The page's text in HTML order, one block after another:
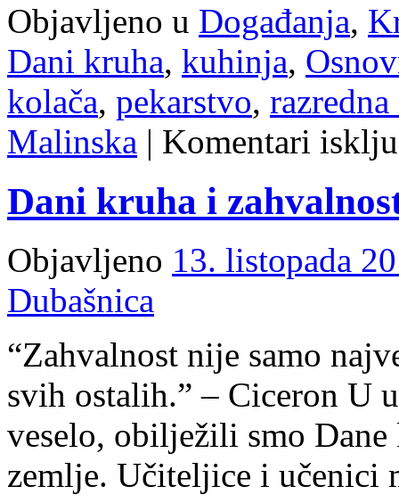
Objavljeno u Događanja,
Dani kruha, kuhinja,
kolača, pekarstvo, razredna
Malinska | Komentari
Dani kruha i
Objavljeno 13. listopada
Dubašnica
“Zahvalnost nije samo
svih ostalih.” – Ciceron U
veselo, obilježili smo
zemlje. Učiteljice i učenici